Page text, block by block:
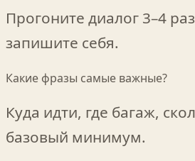
Прогоните диалог 3–4
запишите себя.
Какие фразы самые важные?
Куда идти, где багаж,
базовый минимум.